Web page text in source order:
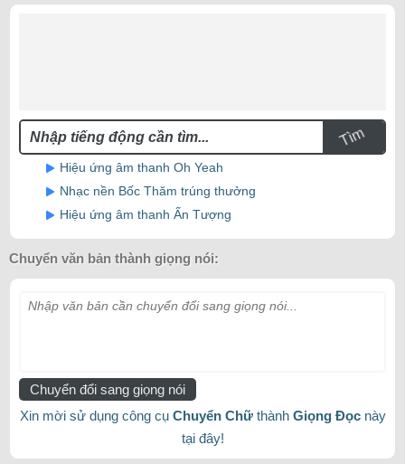
Tìm
Hiệu ứng âm thanh Oh Yeah
Nhạc nền Bốc Thăm trúng thưởng
Hiệu ứng âm thanh Ấn Tượng
Chuyển văn bản thành giọng nói:
Nhập văn bản cần chuyển đổi sang giọng nói...
Chuyển đổi sang giọng nói
Xin mời sử dụng công cụ Chuyển Chữthành Giọng Đọcnày
tại đây!